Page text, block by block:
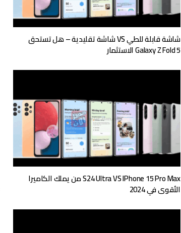
شاشة قابلة للطي VS شاشة تقليدية – هل تستحق
Galaxy Z Fold 5 الاستثمار
S24 Ultra VS IPhone 15 Pro Max من يملك الكاميرا
الأقوى في 2024